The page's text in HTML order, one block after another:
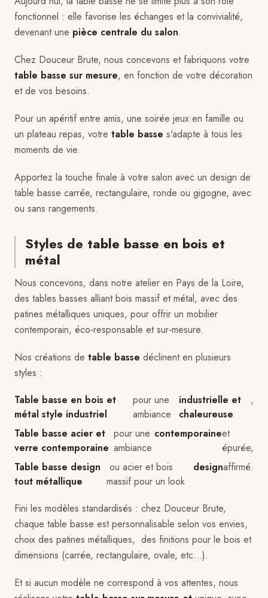
fonctionnel : elle favorise les échanges et la convivialité,
devenant une pièce centrale du salon.
Chez Douceur Brute, nous concevons et fabriquons votre
table basse sur mesure, en fonction de votre décoration
et de vos besoins.
Pour un apéritif entre amis, une soirée jeux en famille ou
un plateau repas, votre table basse s'adapte à tous les
moments de vie.
Apportez la touche finale à votre salon avec un design de
table basse carrée, rectangulaire, ronde ou gigogne, avec
ou sans rangements.
Styles de table basse en bois et
métal
Nous concevons, dans notre atelier en Pays de la Loire,
des tables basses alliant bois massif et métal, avec des
patines métalliques uniques, pour offrir un mobilier
contemporain, éco‑responsable et sur‑mesure.
Nos créations de table basse déclinent en plusieurs
styles :
Table basse en bois et
métal style industriel
pour une
ambiance
industrielle et
chaleureuse
,
Table basse acier et
verre contemporaine
pour une
ambiance
contemporaineet
épurée,
Table basse design
tout métallique
ou acier et bois
massif pour un look
designaffirmé.
Fini les modèles standardisés : chez Douceur Brute,
chaque table basse est personnalisable selon vos envies,
choix des patines métalliques, des finitions pour le bois et
dimensions (carrée, rectangulaire, ovale, etc...).
Et si aucun modèle ne correspond à vos attentes, nous